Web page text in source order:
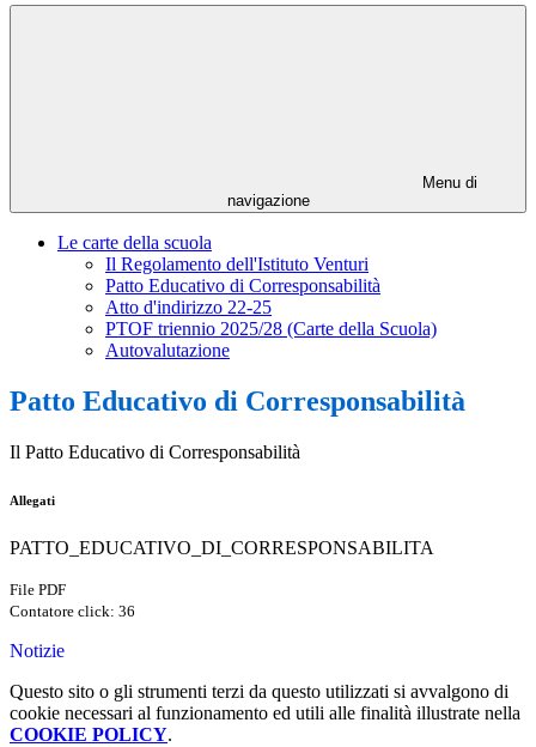
Menu di
navigazione
Le carte della scuola
Il Regolamento dell'Istituto Venturi
Patto Educativo di Corresponsabilità
Atto d'indirizzo 22-25
PTOF triennio 2025/28 (Carte della Scuola)
Autovalutazione
Patto Educativo di Corresponsabilità
Il Patto Educativo di Corresponsabilità
Allegati
PATTO_EDUCATIVO_DI_CORRESPONSABILITA
File PDF
Contatore click: 36
Notizie
Questo sito o gli strumenti terzi da questo utilizzati si avvalgono di
cookie necessari al funzionamento ed utili alle finalità illustrate nella
COOKIE POLICY.